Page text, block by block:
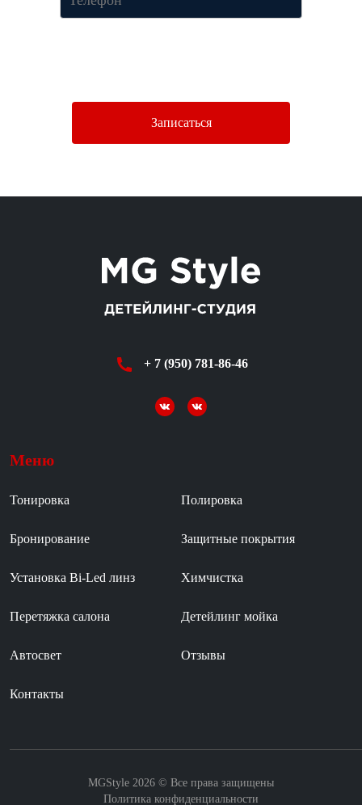
Записаться
+ 7 (950) 781-86-46
Меню
Тонировка Полировка
Бронирование Защитные покрытия
Установка Bi-Led линз Химчистка
Перетяжка салона Детейлинг мойка
Автосвет Отзывы
Контакты
MGStyle 2026 © Все права защищены
Политика конфиденциальности